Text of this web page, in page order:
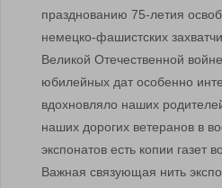
празднованию 75-летия
немецко-фашистских
Великой Отечественной
юбилейных дат особенно
вдохновляло наших
наших дорогих ветеранов в
экспонатов есть копии газет
Важная связующая нить